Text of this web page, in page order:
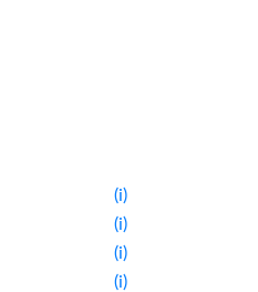
(i)
(i)
(i)
(i)